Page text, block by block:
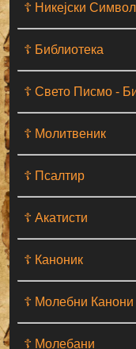
☦ Никејски
☦ Библиотека
☦ Свето Писмо -
☦ Молитвеник
☦ Псалтир
☦ Акатисти
☦ Каноник
☦ Молебни Канони
☦ Молебани